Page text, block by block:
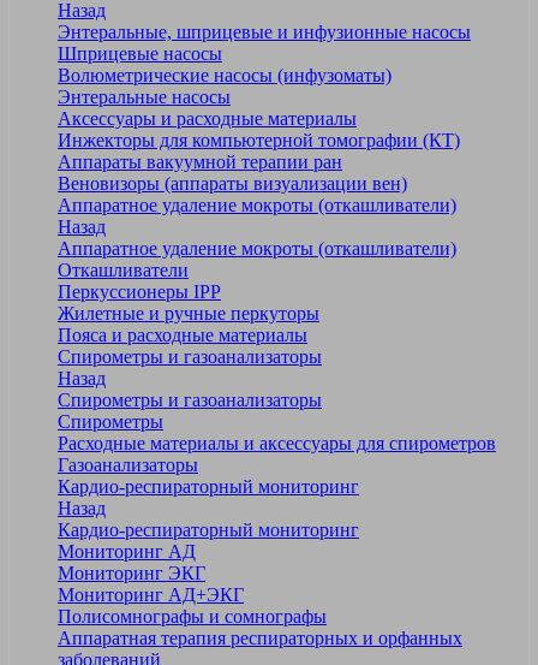
Назад
Энтеральные, шприцевые и инфузионные насосы
Шприцевые насосы
Волюметрические насосы (инфузоматы)
Энтеральные насосы
Аксессуары и расходные материалы
Инжекторы для компьютерной томографии (КТ)
Аппараты вакуумной терапии ран
Веновизоры (аппараты визуализации вен)
Аппаратное удаление мокроты (откашливатели)
Назад
Аппаратное удаление мокроты (откашливатели)
Откашливатели
Перкуссионеры IPP
Жилетные и ручные перкуторы
Пояса и расходные материалы
Спирометры и газоанализаторы
Назад
Спирометры и газоанализаторы
Спирометры
Расходные материалы и аксессуары для спирометров
Газоанализаторы
Кардио-респираторный мониторинг
Назад
Кардио-респираторный мониторинг
Мониторинг АД
Мониторинг ЭКГ
Мониторинг АД+ЭКГ
Полисомнографы и сомнографы
Аппаратная терапия респираторных и орфанных
заболеваний